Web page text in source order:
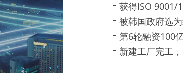
获得ISO 9001/
被韩国政府选
第6轮融资100
新建工厂完工